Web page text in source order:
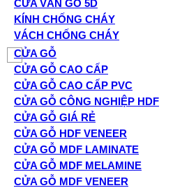
CỬA VÂN GỖ 5D
KÍNH CHỐNG CHÁY
VÁCH CHỐNG CHÁY
CỬA GỖ
CỬA GỖ CAO CẤP
CỬA GỖ CAO CẤP PVC
CỬA GỖ CÔNG NGHIỆP HDF
CỬA GỖ GIÁ RẺ
CỬA GỖ HDF VENEER
CỬA GỖ MDF LAMINATE
CỬA GỖ MDF MELAMINE
CỬA GỖ MDF VENEER